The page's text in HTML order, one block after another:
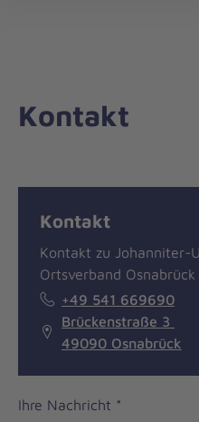
Kontakt
Kontakt
Kontakt zu Johanniter-
Ortsverband Osnabrück
+49 541 669690
Brückenstraße 3
49090 Osnabrück
Ihre Nachricht *